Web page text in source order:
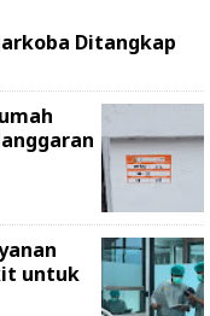
Ditangkap
untuk